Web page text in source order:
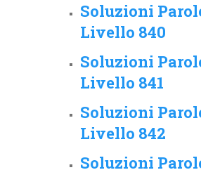
Soluzioni
Livello 840
Soluzioni
Livello 841
Soluzioni
Livello 842
Soluzioni